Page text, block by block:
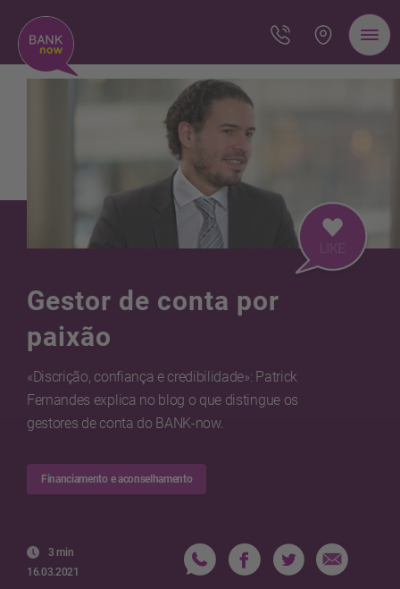
Gestor de conta por
paixão
«Discrição, confiança e credibilidade»: Patrick
Fernandes explica no blog o que distingue os
gestores de conta do BANK-now.
Financiamento e aconselhamento
3 min
16.03.2021